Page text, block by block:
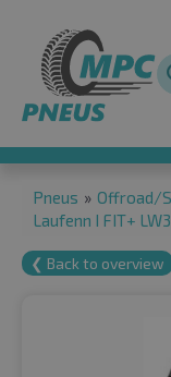
Pneus » Offroad/
Laufenn I FIT+
❮ Back to overview